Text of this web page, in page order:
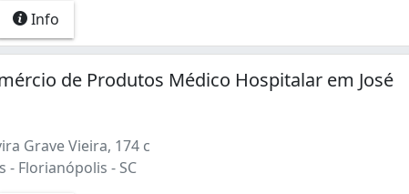
Info
de Produtos Médico Hospitalar em José
Grave Vieira, 174 c
- Florianópolis - SC